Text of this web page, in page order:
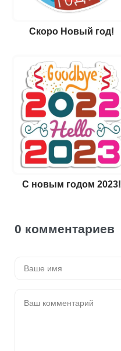
Скоро Новый год!
С новым годом 2023!
0 комментариев